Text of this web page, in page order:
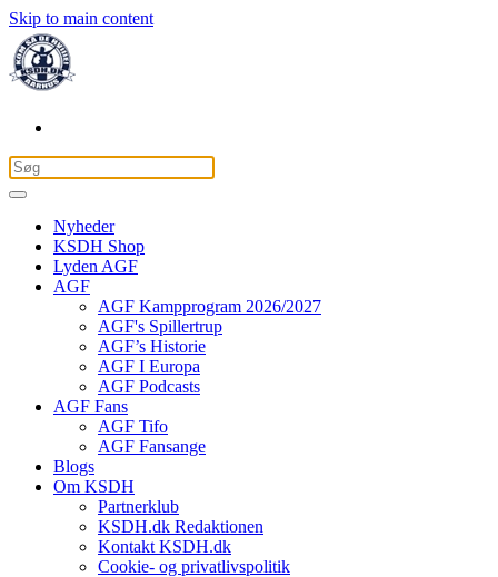
Skip to main content
Nyheder
KSDH Shop
Lyden AGF
AGF
AGF Kampprogram 2026/2027
AGF's Spillertrup
AGF’s Historie
AGF I Europa
AGF Podcasts
AGF Fans
AGF Tifo
AGF Fansange
Blogs
Om KSDH
Partnerklub
KSDH.dk Redaktionen
Kontakt KSDH.dk
Cookie- og privatlivspolitik